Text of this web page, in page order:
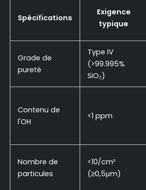
Spécifications
Exigence
typique
Grade de
pureté
Type IV
(>99.995%
SiO₂)
Contenu de
l'OH
<1 ppm
Nombre de
particules
<10/cm²
(≥0,5μm)